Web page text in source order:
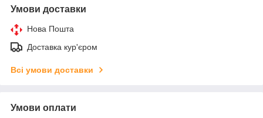
Умови доставки
Нова Пошта
Доставка кур'єром
Всі умови доставки
Умови оплати